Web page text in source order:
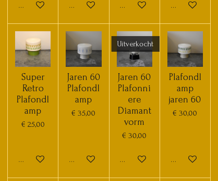
In winkelwagen In winkelwagen In winkelwagen In
Super
Retro
Plafondl
amp
€ 25,00
In winkelwagen
Jaren 60
Plafondl
amp
€ 35,00
In winkelwagen
Uitverkocht
Jaren 60
Plafonni
ere
Diamant
vorm
€ 30,00
Houd mij op de hoogte
Plafondl
amp
jaren 60
€ 30,00
In